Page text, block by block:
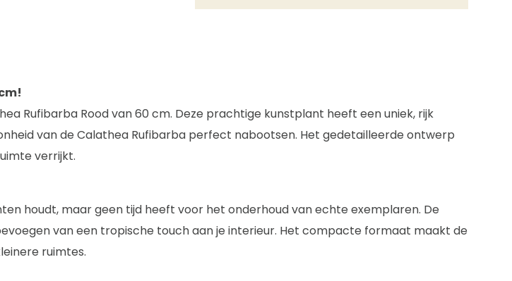
Rufibarba Rood van 60 cm. Deze prachtige kunstplant heeft een uniek, rijk
van de Calathea Rufibarba perfect nabootsen. Het gedetailleerde ontwerp
verrijkt.
houdt, maar geen tijd heeft voor het onderhoud van echte exemplaren. De
van een tropische touch aan je interieur. Het compacte formaat maakt de
ruimtes.